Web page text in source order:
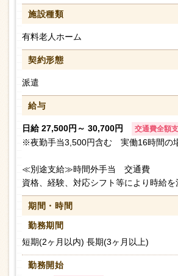
施設種類
有料老人ホーム
契約形態
派遣
給与
日給 27,500円～ 30,700円 交通費全額
※夜勤手当3,500円含む 実働16時間の
≪別途支給≫時間外手当 交通費
資格、経験、対応シフト等により時給を
期間・時間
勤務期間
短期(2ヶ月以内) 長期(3ヶ月以上)
勤務開始